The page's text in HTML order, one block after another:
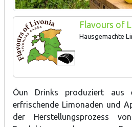
Flavours of
Hausgemachte
Öun Drinks produziert aus
erfrischende Limonaden und
der Herstellungsprozess